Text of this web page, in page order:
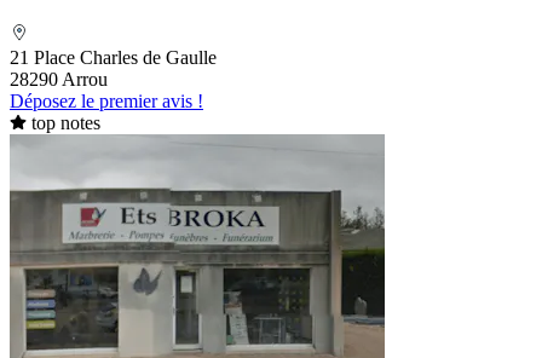
21 Place Charles de Gaulle
28290 Arrou
Déposez le premier avis !
top notes